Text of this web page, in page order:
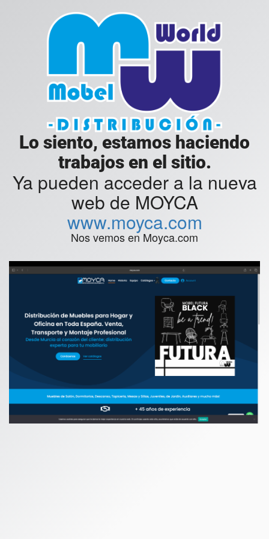
Lo siento, estamos haciendo
trabajos en el sitio.
Ya pueden acceder a la nueva
web de MOYCA
www.moyca.com
Nos vemos en Moyca.com